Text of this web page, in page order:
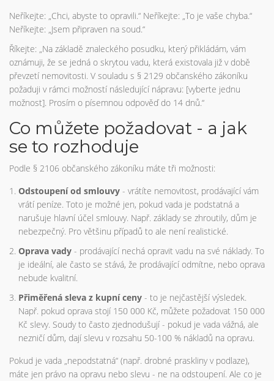
Neříkejte: „Chci, abyste to opravili.“ Neříkejte: „To je vaše chyba.“
Neříkejte: „Jsem připraven na soud.“
Říkejte: „Na základě znaleckého posudku, který přikládám, vám
oznámuji, že se jedná o skrytou vadu, která existovala již v době
převzetí nemovitosti. V souladu s § 2129 občanského zákoníku
požaduji v rámci možností následující nápravu: [vyberte jednu
možnost]. Prosím o písemnou odpověď do 14 dnů.“
Co můžete požadovat - a jak
se to rozhoduje
Podle § 2106 občanského zákoníku máte tři možnosti:
Odstoupení od smlouvy - vrátíte nemovitost, prodávající vám
vrátí peníze. Toto je možné jen, pokud vada je podstatná a
narušuje hlavní účel smlouvy. Např. základy se zhroutily, dům je
nebezpečný. Pro většinu případů to ale není realistické.
Oprava vady - prodávající nechá opravit vadu na své náklady. To
je ideální, ale často se stává, že prodávající odmítne, nebo oprava
nebude kvalitní.
Přiměřená sleva z kupní ceny - to je nejčastější výsledek.
Např. pokud oprava stojí 150 000 Kč, můžete požadovat 150 000
Kč slevy. Soudy to často zjednodušují - pokud je vada vážná, ale
nezničí dům, dají slevu v rozsahu 50-100 % nákladů na opravu.
Pokud je vada „nepodstatná“ (např. drobné praskliny v podlaze),
máte jen právo na opravu nebo slevu - ne na odstoupení. Ale co je